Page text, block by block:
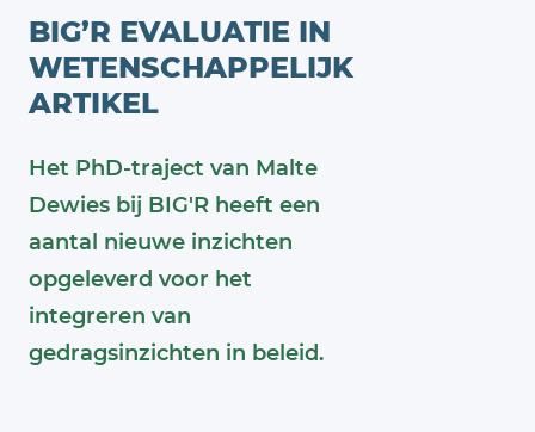
BIG’R EVALUATIE IN
WETENSCHAPPELIJK
ARTIKEL
Het PhD-traject van Malte
Dewies bij BIG'R heeft een
aantal nieuwe inzichten
opgeleverd voor het
integreren van
gedragsinzichten in beleid.